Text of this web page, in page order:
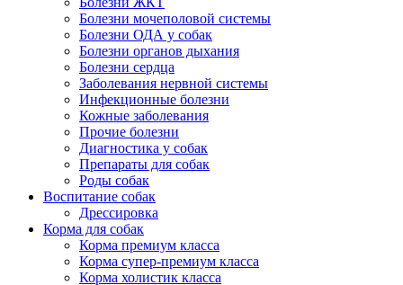
Болезни мочеполовой системы
Болезни ОДА у собак
Болезни органов дыхания
Болезни сердца
Заболевания нервной системы
Инфекционные болезни
Кожные заболевания
Прочие болезни
Диагностика у собак
Препараты для собак
Роды собак
Воспитание собак
Дрессировка
Корма для собак
Корма премиум класса
Корма супер-премиум класса
Корма холистик класса